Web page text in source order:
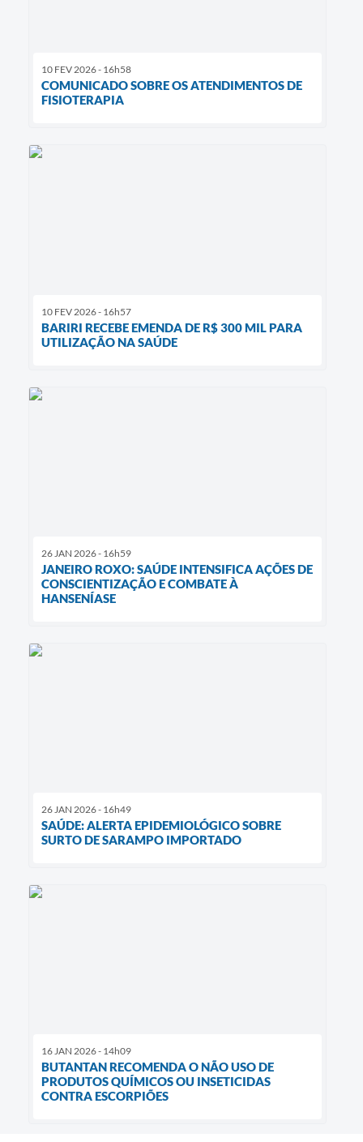
10 FEV 2026 - 16h58
COMUNICADO SOBRE OS ATENDIMENTOS DE
FISIOTERAPIA
10 FEV 2026 - 16h57
BARIRI RECEBE EMENDA DE R$ 300 MIL PARA
UTILIZAÇÃO NA SAÚDE
26 JAN 2026 - 16h59
JANEIRO ROXO: SAÚDE INTENSIFICA AÇÕES DE
CONSCIENTIZAÇÃO E COMBATE À
HANSENÍASE
26 JAN 2026 - 16h49
SAÚDE: ALERTA EPIDEMIOLÓGICO SOBRE
SURTO DE SARAMPO IMPORTADO
16 JAN 2026 - 14h09
BUTANTAN RECOMENDA O NÃO USO DE
PRODUTOS QUÍMICOS OU INSETICIDAS
CONTRA ESCORPIÕES